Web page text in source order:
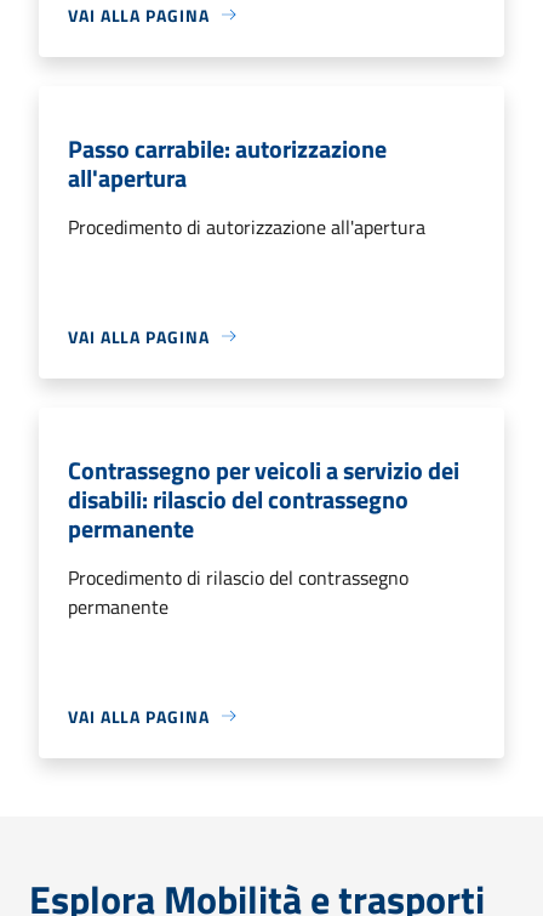
VAI ALLA PAGINA
Passo carrabile: autorizzazione
all'apertura
Procedimento di autorizzazione all'apertura
VAI ALLA PAGINA
Contrassegno per veicoli a servizio dei
disabili: rilascio del contrassegno
permanente
Procedimento di rilascio del contrassegno
permanente
VAI ALLA PAGINA
Esplora Mobilità e trasporti